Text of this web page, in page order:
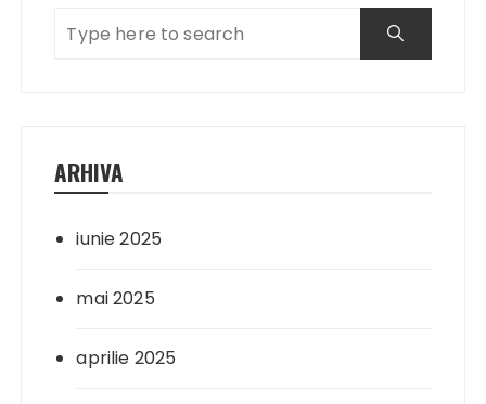
ARHIVA
iunie 2025
mai 2025
aprilie 2025